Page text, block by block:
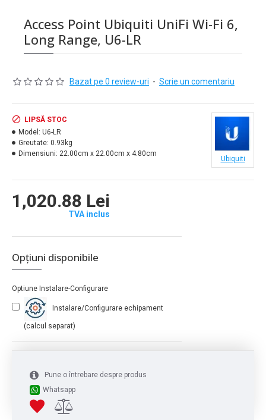
Access Point Ubiquiti UniFi Wi-Fi 6,
Long Range, U6-LR
Bazat pe 0 review-uri - Scrie un comentariu
1,020.88 Lei
TVA inclus
LIPSĂ STOC
Model: U6-LR
Greutate: 0.93kg
Dimensiuni: 22.00cm x 22.00cm x 4.80cm
Ubiquiti
Opțiuni disponibile
Optiune Instalare-Configurare
Instalare/Configurare echipament
(calcul separat)
Pune o întrebare despre produs
Whatsapp